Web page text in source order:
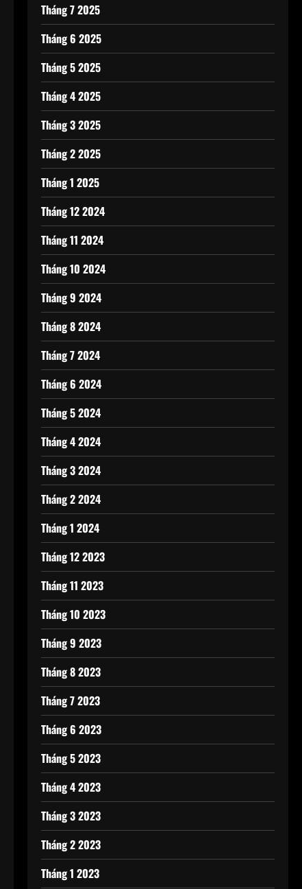
Tháng 7 2025
Tháng 6 2025
Tháng 5 2025
Tháng 4 2025
Tháng 3 2025
Tháng 2 2025
Tháng 1 2025
Tháng 12 2024
Tháng 11 2024
Tháng 10 2024
Tháng 9 2024
Tháng 8 2024
Tháng 7 2024
Tháng 6 2024
Tháng 5 2024
Tháng 4 2024
Tháng 3 2024
Tháng 2 2024
Tháng 1 2024
Tháng 12 2023
Tháng 11 2023
Tháng 10 2023
Tháng 9 2023
Tháng 8 2023
Tháng 7 2023
Tháng 6 2023
Tháng 5 2023
Tháng 4 2023
Tháng 3 2023
Tháng 2 2023
Tháng 1 2023